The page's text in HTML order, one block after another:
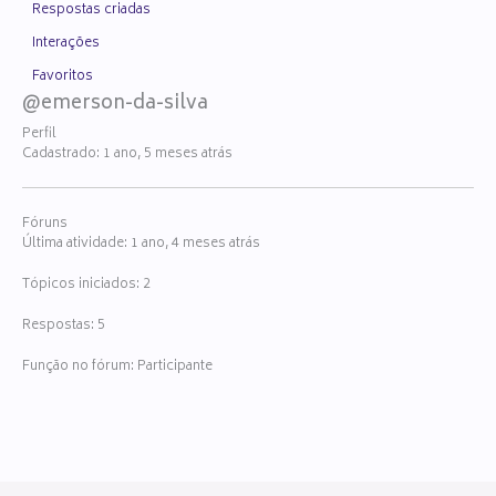
Respostas criadas
Interações
Favoritos
@emerson-da-silva
Perfil
Cadastrado: 1 ano, 5 meses atrás
Fóruns
Última atividade: 1 ano, 4 meses atrás
Tópicos iniciados: 2
Respostas: 5
Função no fórum: Participante